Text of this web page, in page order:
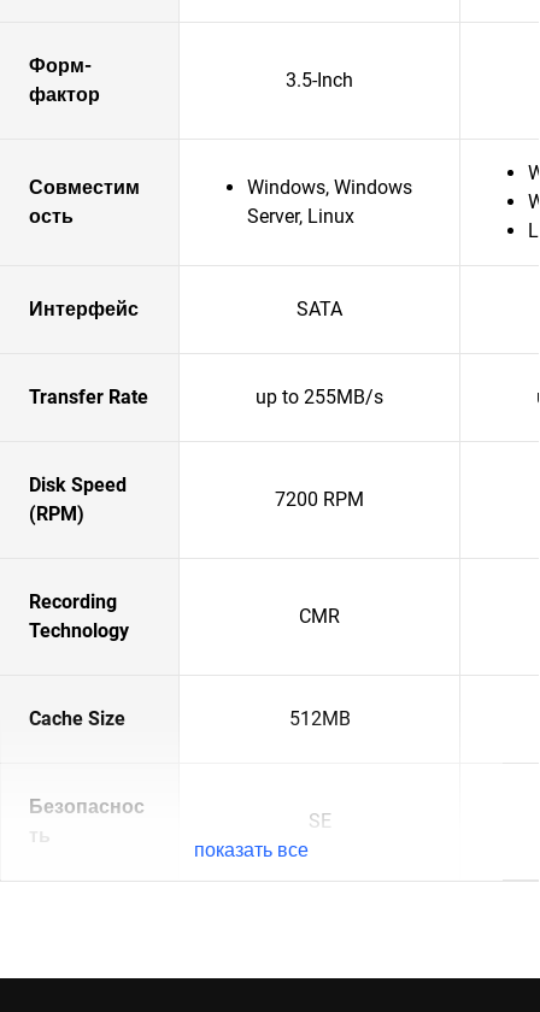
Форм-
фактор
3.5-Inch
Совместим
ость
Windows, Windows
Server, Linux
Интерфейс SATA
Transfer Rate up to 255MB/s
Disk Speed
(RPM)
7200 RPM
Recording
Technology
CMR
Cache Size 512MB
Безопаснос
ть
SE
показать все